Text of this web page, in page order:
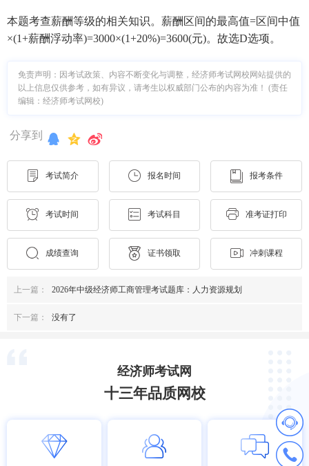
本题考查薪酬等级的相关知识。薪酬区间的最高值=区间中值
×(1+薪酬浮动率)=3000×(1+20%)=3600(元)。故选D选项。
免责声明：因考试政策、内容不断变化与调整，经济师考试网校网站提供的
以上信息仅供参考，如有异议，请考生以权威部门公布的内容为准！ (责任
编辑：经济师考试网校)
分享到
考试简介 报名时间 报考条件
考试时间 考试科目 准考证打印
成绩查询 证书领取 冲刺课程
上一篇： 2026年中级经济师工商管理考试题库：人力资源规划
下一篇： 没有了
经济师考试网
十三年品质网校